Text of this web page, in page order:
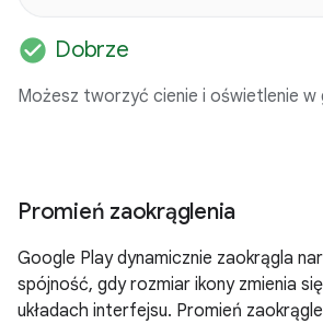
check_circle Dobrze
Możesz tworzyć cienie i oświetlenie w
Promień zaokrąglenia
Google Play dynamicznie zaokrągla
spójność, gdy rozmiar ikony zmienia
układach interfejsu. Promień